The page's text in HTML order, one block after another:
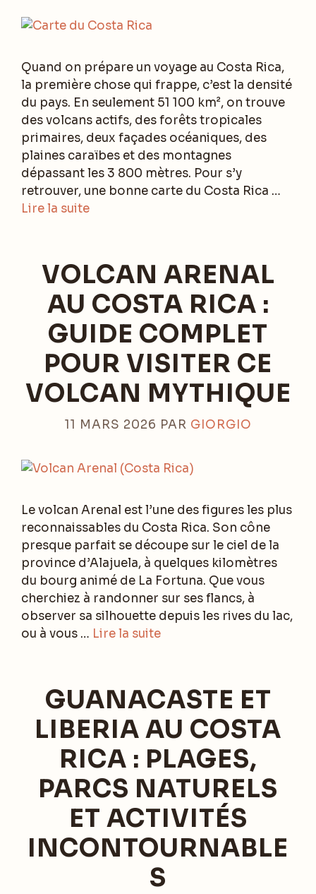
Quand on prépare un voyage au Costa Rica,
la première chose qui frappe, c’est la densité
du pays. En seulement 51 100 km², on trouve
des volcans actifs, des forêts tropicales
primaires, deux façades océaniques, des
plaines caraïbes et des montagnes
dépassant les 3 800 mètres. Pour s’y
retrouver, une bonne carte du Costa Rica …
Lire la suite
VOLCAN ARENAL
AU COSTA RICA :
GUIDE COMPLET
POUR VISITER CE
VOLCAN MYTHIQUE
11 MARS 2026 PAR GIORGIO
Le volcan Arenal est l’une des figures les plus
reconnaissables du Costa Rica. Son cône
presque parfait se découpe sur le ciel de la
province d’Alajuela, à quelques kilomètres
du bourg animé de La Fortuna. Que vous
cherchiez à randonner sur ses flancs, à
observer sa silhouette depuis les rives du lac,
ou à vous … Lire la suite
GUANACASTE ET
LIBERIA AU COSTA
RICA : PLAGES,
PARCS NATURELS
ET ACTIVITÉS
INCONTOURNABLE
S